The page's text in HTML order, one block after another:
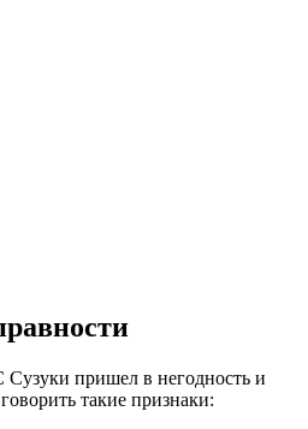
пришел в негодность и
такие признаки: